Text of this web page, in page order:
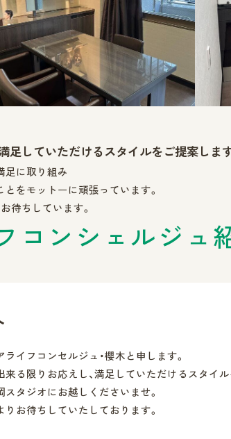
足していただけるスタイルをご提案しま
足に取り組み
をモットーに頑張っています。
待ちしています。
コンシェルジュ
イフコンセルジュ・櫻木と申します。
来る限りお応えし、満足していただけるスタイ
スタジオにお越しくださいませ。
お待ちしていたしております。